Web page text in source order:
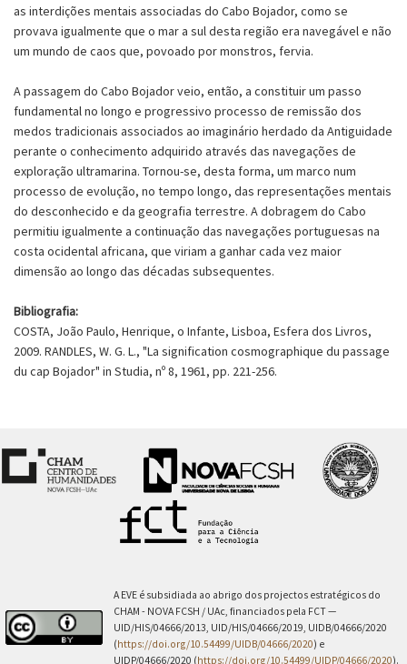
as interdições mentais associadas do Cabo Bojador, como se
provava igualmente que o mar a sul desta região era navegável e não
um mundo de caos que, povoado por monstros, fervia.
A passagem do Cabo Bojador veio, então, a constituir um passo
fundamental no longo e progressivo processo de remissão dos
medos tradicionais associados ao imaginário herdado da Antiguidade
perante o conhecimento adquirido através das navegações de
exploração ultramarina. Tornou-se, desta forma, um marco num
processo de evolução, no tempo longo, das representações mentais
do desconhecido e da geografia terrestre. A dobragem do Cabo
permitiu igualmente a continuação das navegações portuguesas na
costa ocidental africana, que viriam a ganhar cada vez maior
dimensão ao longo das décadas subsequentes.
Bibliografia:
COSTA, João Paulo, Henrique, o Infante, Lisboa, Esfera dos Livros,
2009. RANDLES, W. G. L., "La signification cosmographique du passage
du cap Bojador" in Studia, nº 8, 1961, pp. 221-256.
A EVE é subsidiada ao abrigo dos projectos estratégicos do
CHAM - NOVA FCSH / UAc, financiados pela FCT —
UID/HIS/04666/2013, UID/HIS/04666/2019, UIDB/04666/2020
(https://doi.org/10.54499/UIDB/04666/2020) e
UIDP/04666/2020 (https://doi.org/10.54499/UIDP/04666/2020).